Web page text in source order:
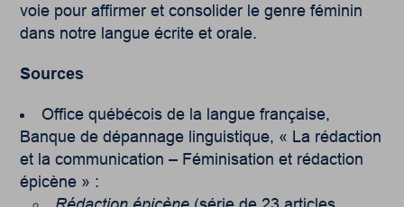
voie pour affirmer et consolider le genre féminin
dans notre langue écrite et orale.
Sources
Office québécois de la langue française,
Banque de dépannage linguistique, « La rédaction
et la communication – Féminisation et rédaction
épicène » :